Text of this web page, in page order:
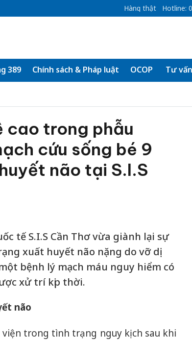
Hàng thật Hotline:
389 Chính sách & Pháp luật OCOP Tư vấn
cao trong phẫu
cứu sống bé 9
não tại S.I.S
tế S.I.S Cần Thơ vừa giành lại sự
xuất huyết não nặng do vỡ dị
bệnh lý mạch máu nguy hiểm có
xử trí kịp thời.
não
viện trong tình trạng nguy kịch sau khi